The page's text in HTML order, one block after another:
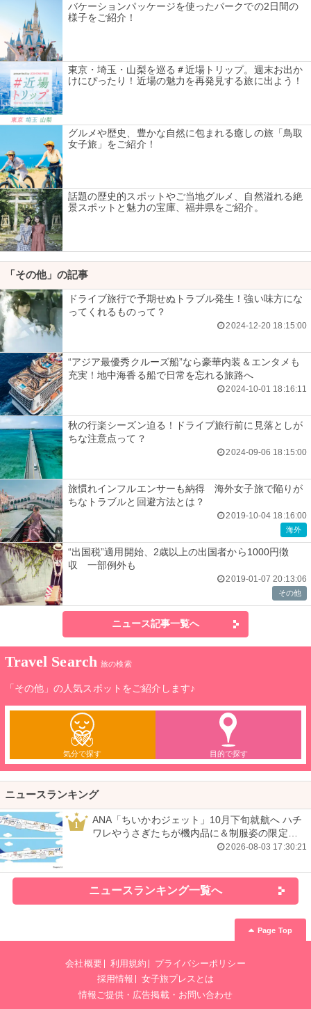
バケーションパッケージを使ったパークでの2日間の
様子をご紹介！
東京・埼玉・山梨を巡る＃近場トリップ。週末お出か
けにぴったり！近場の魅力を再発見する旅に出よう！
グルメや歴史、豊かな自然に包まれる癒しの旅「鳥取
女子旅」をご紹介！
話題の歴史的スポットやご当地グルメ、自然溢れる絶
景スポットと魅力の宝庫、福井県をご紹介。
「その他」の記事
ドライブ旅行で予期せぬトラブル発生！強い味方にな
ってくれるものって？
2024-12-20 18:15:00
“アジア最優秀クルーズ船”なら豪華内装＆エンタメも
充実！地中海香る船で日常を忘れる旅路へ
2024-10-01 18:16:11
秋の行楽シーズン迫る！ドライブ旅行前に見落としが
ちな注意点って？
2024-09-06 18:15:00
旅慣れインフルエンサーも納得 海外女子旅で陥りが
ちなトラブルと回避方法とは？
2019-10-04 18:16:00
海外
“出国税”適用開始、2歳以上の出国者から1000円徴
収 一部例外も
2019-01-07 20:13:06
その他
ニュース記事一覧へ
Travel Search 旅の検索
「その他」の人気スポットをご紹介します♪
気分で探す 目的で探す
ニュースランキング
1
ANA「ちいかわジェット」10月下旬就航へ ハチ
ワレやうさぎたちが機内品に＆制服姿の限定グ
2026-08-03 17:30:21
ニュースランキング一覧へ
Page Top
会社概要 利用規約
プライバシーポリシー
採用情報
女子旅プレスとは
情報ご提供・広告掲載・お問い合わせ